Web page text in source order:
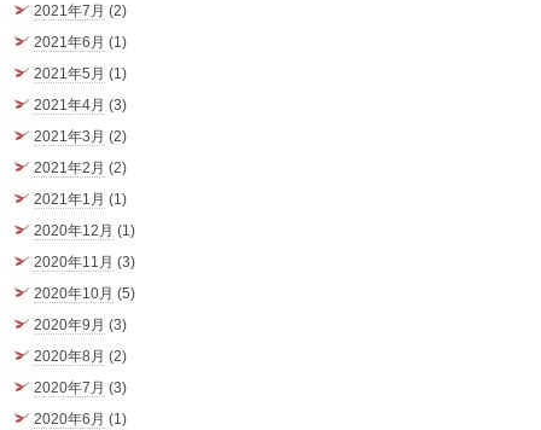
2021年7月 (2)
2021年6月 (1)
2021年5月 (1)
2021年4月 (3)
2021年3月 (2)
2021年2月 (2)
2021年1月 (1)
2020年12月 (1)
2020年11月 (3)
2020年10月 (5)
2020年9月 (3)
2020年8月 (2)
2020年7月 (3)
2020年6月 (1)